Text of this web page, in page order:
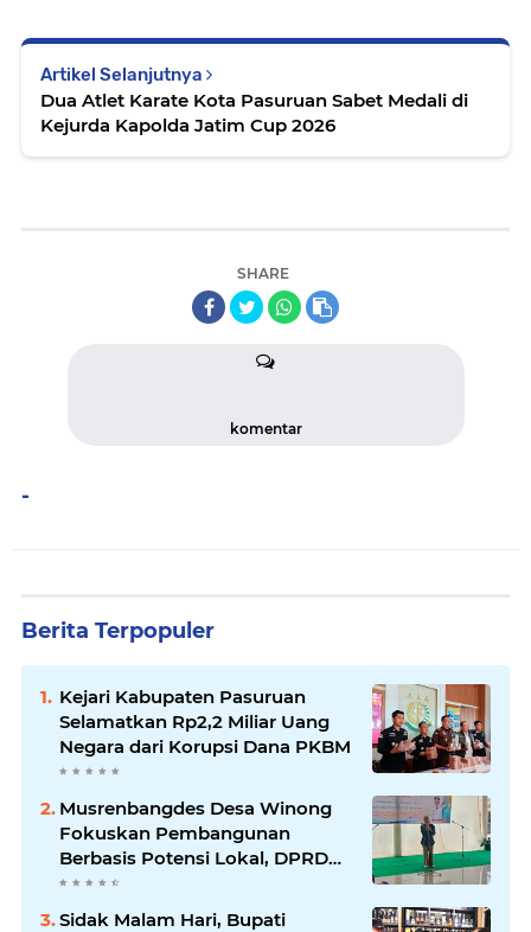
Artikel Selanjutnya
Dua Atlet Karate Kota Pasuruan Sabet Medali di
Kejurda Kapolda Jatim Cup 2026
SHARE
komentar
-
Berita Terpopuler
Kejari Kabupaten Pasuruan
Selamatkan Rp2,2 Miliar Uang
Negara dari Korupsi Dana PKBM
Musrenbangdes Desa Winong
Fokuskan Pembangunan
Berbasis Potensi Lokal, DPRD
Optimistis Meski Dihantam
Efisiensi Anggaran
Sidak Malam Hari, Bupati